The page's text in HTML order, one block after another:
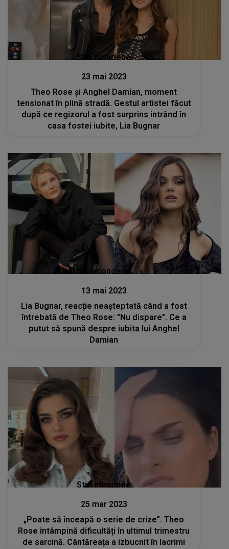
Stiri mondene
23 mai 2023
Theo Rose și Anghel Damian, moment
tensionat în plină stradă. Gestul artistei făcut
după ce regizorul a fost surprins intrând în
casa fostei iubite, Lia Bugnar
Stiri mondene
13 mai 2023
Lia Bugnar, reacție neașteptată când a fost
întrebată de Theo Rose: "Nu dispare". Ce a
putut să spună despre iubita lui Anghel
Damian
Stiri mondene
25 mar 2023
„Poate să înceapă o serie de crize”. Theo
Rose întâmpină dificultăți în ultimul trimestru
de sarcină. Cântăreața a izbucnit în lacrimi